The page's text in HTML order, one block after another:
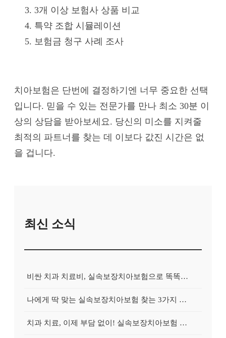
3개 이상 보험사 상품 비교
특약 조합 시뮬레이션
보험금 청구 사례 조사
치아보험은 단번에 결정하기엔 너무 중요한 선택
입니다. 믿을 수 있는 전문가를 만나 최소 30분 이
상의 상담을 받아보세요. 당신의 미소를 지켜줄
최적의 파트너를 찾는 데 이보다 값진 시간은 없
을 겁니다.
최신 소식
비싼 치과 치료비, 실속보장치아보험으로 똑똑하게 대비하는 방법
나에게 딱 맞는 실속보장치아보험 찾는 3가지 핵심 질문
치과 치료, 이제 부담 없이! 실속보장치아보험 가입 전략